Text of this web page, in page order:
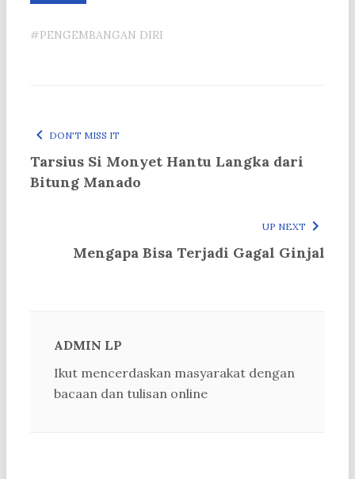
#PENGEMBANGAN DIRI
DON'T MISS IT
Tarsius Si Monyet Hantu Langka dari
Bitung Manado
UP NEXT
Mengapa Bisa Terjadi Gagal Ginjal
ADMIN LP
Ikut mencerdaskan masyarakat dengan
bacaan dan tulisan online